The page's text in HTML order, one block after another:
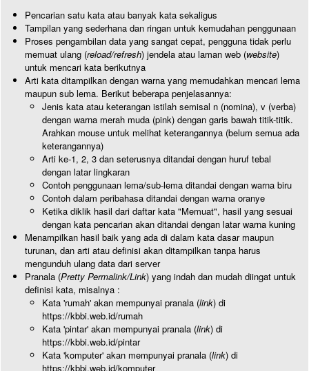
Pencarian satu kata atau banyak kata sekaligus
Tampilan yang sederhana dan ringan untuk kemudahan penggunaan
Proses pengambilan data yang sangat cepat, pengguna tidak perlu
memuat ulang (reload/refresh) jendela atau laman web (website)
untuk mencari kata berikutnya
Arti kata ditampilkan dengan warna yang memudahkan mencari lema
maupun sub lema. Berikut beberapa penjelasannya:
Jenis kata atau keterangan istilah semisal n (nomina), v (verba)
dengan warna merah muda (pink) dengan garis bawah titik-titik.
Arahkan mouse untuk melihat keterangannya (belum semua ada
keterangannya)
Arti ke-1, 2, 3 dan seterusnya ditandai dengan huruf tebal
dengan latar lingkaran
Contoh penggunaan lema/sub-lema ditandai dengan warna biru
Contoh dalam peribahasa ditandai dengan warna oranye
Ketika diklik hasil dari daftar kata "Memuat", hasil yang sesuai
dengan kata pencarian akan ditandai dengan latar warna kuning
Menampilkan hasil baik yang ada di dalam kata dasar maupun
turunan, dan arti atau definisi akan ditampilkan tanpa harus
mengunduh ulang data dari server
Pranala (Pretty Permalink/Link) yang indah dan mudah diingat untuk
definisi kata, misalnya :
Kata 'rumah' akan mempunyai pranala (link) di
https://kbbi.web.id/rumah
Kata 'pintar' akan mempunyai pranala (link) di
https://kbbi.web.id/pintar
Kata 'komputer' akan mempunyai pranala (link) di
https://kbbi.web.id/komputer